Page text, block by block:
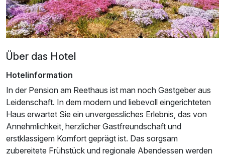
Ausstattung
Über das Hotel
Hotelinformation
In der Pension am Reethaus ist man noch Gastgeber aus
Leidenschaft. In dem modern und liebevoll eingerichteten
Haus erwartet Sie ein unvergessliches Erlebnis, das von
Annehmlichkeit, herzlicher Gastfreundschaft und
erstklassigem Komfort geprägt ist. Das sorgsam
zubereitete Frühstück und regionale Abendessen werden